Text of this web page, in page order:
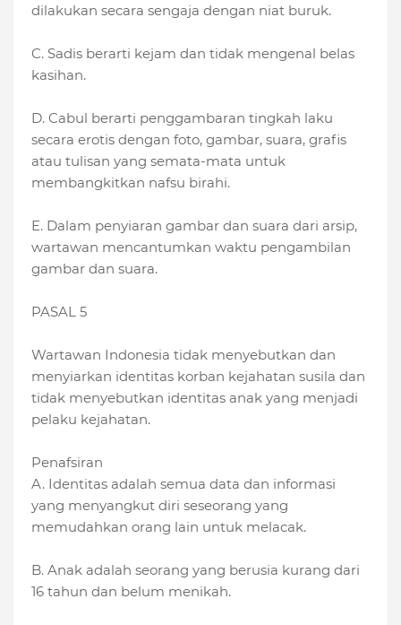
dilakukan secara sengaja dengan niat buruk.
C. Sadis berarti kejam dan tidak mengenal belas
kasihan.
D. Cabul berarti penggambaran tingkah laku
secara erotis dengan foto, gambar, suara, grafis
atau tulisan yang semata-mata untuk
membangkitkan nafsu birahi.
E. Dalam penyiaran gambar dan suara dari arsip,
wartawan mencantumkan waktu pengambilan
gambar dan suara.
PASAL 5
Wartawan Indonesia tidak menyebutkan dan
menyiarkan identitas korban kejahatan susila dan
tidak menyebutkan identitas anak yang menjadi
pelaku kejahatan.
Penafsiran
A. Identitas adalah semua data dan informasi
yang menyangkut diri seseorang yang
memudahkan orang lain untuk melacak.
B. Anak adalah seorang yang berusia kurang dari
16 tahun dan belum menikah.